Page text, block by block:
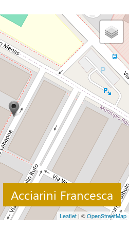
Leaflet | ©OpenStreetMap
Acciarini Francesca